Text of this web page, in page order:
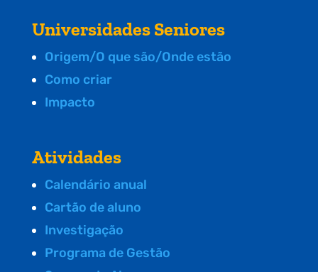
Universidades Seniores
Origem/O que são/Onde estão
Como criar
Impacto
Atividades
Calendário anual
Cartão de aluno
Investigação
Programa de Gestão